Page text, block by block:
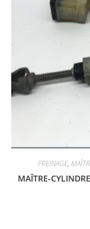
FREINAGE,
MAÎTRE-